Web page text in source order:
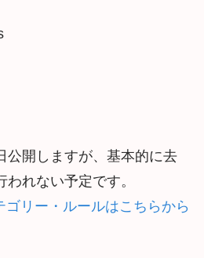
公開しますが、基本的に去
れない予定です。
ゴリー・ルールはこちらから